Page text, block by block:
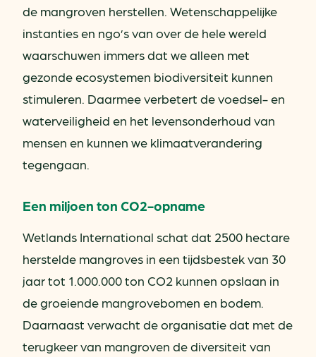
de mangroven herstellen. Wetenschappelijke
instanties en ngo’s van over de hele wereld
waarschuwen immers dat we alleen met
gezonde ecosystemen biodiversiteit kunnen
stimuleren. Daarmee verbetert de voedsel- en
waterveiligheid en het levensonderhoud van
mensen en kunnen we klimaatverandering
tegengaan.
Een miljoen ton CO2-opname
Wetlands International schat dat 2500 hectare
herstelde mangroves in een tijdsbestek van 30
jaar tot 1.000.000 ton CO2 kunnen opslaan in
de groeiende mangrovebomen en bodem.
Daarnaast verwacht de organisatie dat met de
terugkeer van mangroven de diversiteit van